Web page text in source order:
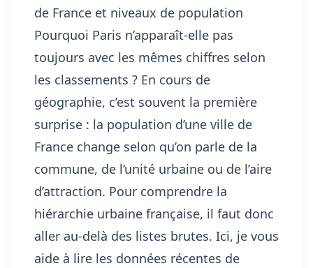
de France et niveaux de population
Pourquoi Paris n’apparaît-elle pas
toujours avec les mêmes chiffres selon
les classements ? En cours de
géographie, c’est souvent la première
surprise : la population d’une ville de
France change selon qu’on parle de la
commune, de l’unité urbaine ou de l’aire
d’attraction. Pour comprendre la
hiérarchie urbaine française, il faut donc
aller au-delà des listes brutes. Ici, je vous
aide à lire les données récentes de